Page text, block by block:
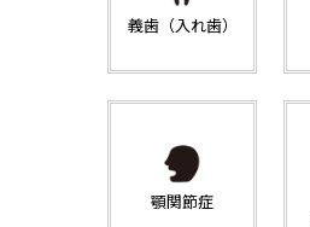
義歯（入れ歯）
顎関節症